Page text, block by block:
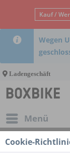
Kauf /
Wegen
Ladengeschäft
Menü
Cookie-